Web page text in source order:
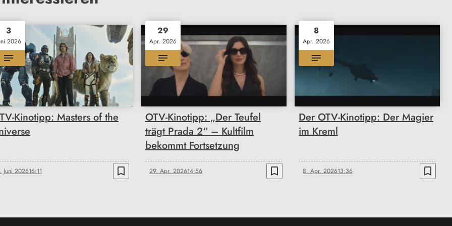
3
2026
Kinotipp: Masters of the
Juni 202616:11 bookmark_border
29
Apr. 2026
OTV-Kinotipp: „Der Teufel
trägt Prada 2“ – Kultfilm
bekommt Fortsetzung
29. Apr. 202614:56 bookmark_border
8
Apr. 2026
Der OTV-Kinotipp: Der Magier
im Kreml
8. Apr. 202613:36 bookmark_border